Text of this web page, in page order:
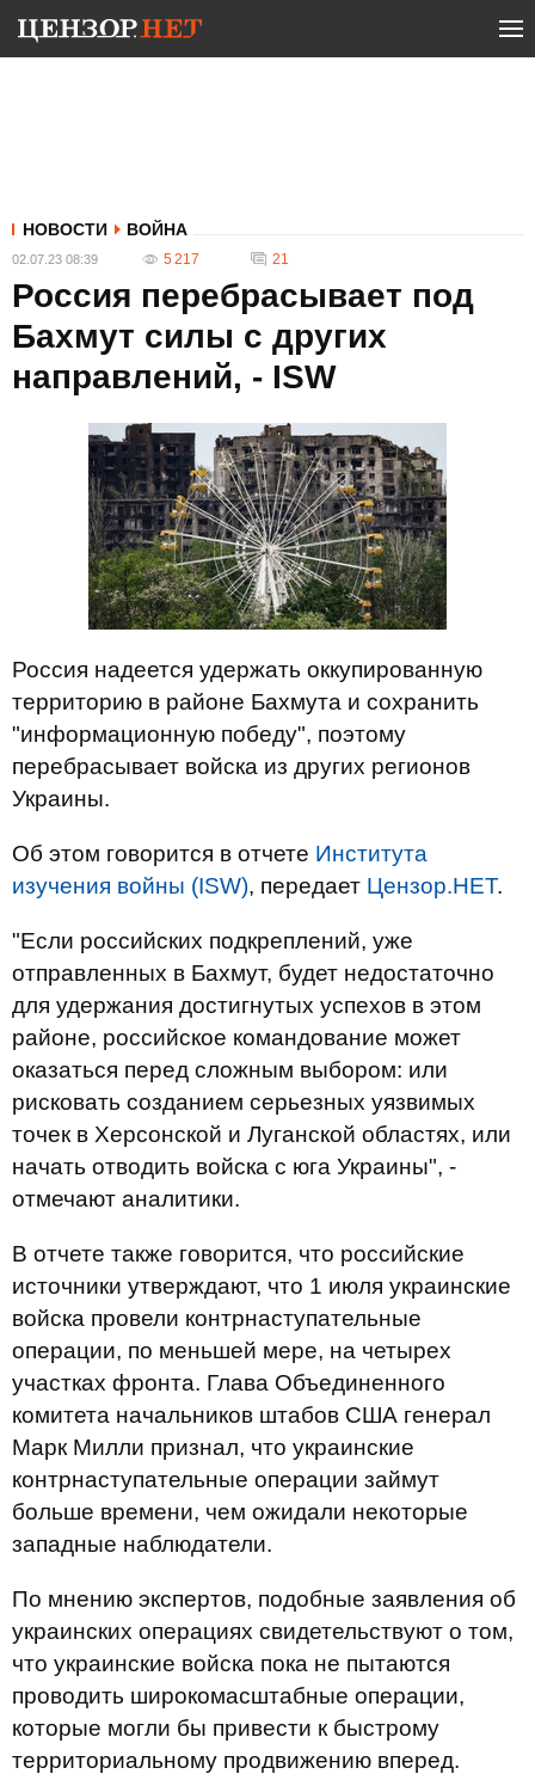
НОВОСТИ ВОЙНА
02.07.23 08:39 5 217 21
Россия перебрасывает под
Бахмут силы с других
направлений, - ISW
Россия надеется удержать оккупированную
территорию в районе Бахмута и сохранить
"информационную победу", поэтому
перебрасывает войска из других регионов
Украины.
Об этом говорится в отчете Института
изучения войны (ISW), передает Цензор.НЕТ.
"Если российских подкреплений, уже
отправленных в Бахмут, будет недостаточно
для удержания достигнутых успехов в этом
районе, российское командование может
оказаться перед сложным выбором: или
рисковать созданием серьезных уязвимых
точек в Херсонской и Луганской областях, или
начать отводить войска с юга Украины", -
отмечают аналитики.
В отчете также говорится, что российские
источники утверждают, что 1 июля украинские
войска провели контрнаступательные
операции, по меньшей мере, на четырех
участках фронта. Глава Объединенного
комитета начальников штабов США генерал
Марк Милли признал, что украинские
контрнаступательные операции займут
больше времени, чем ожидали некоторые
западные наблюдатели.
По мнению экспертов, подобные заявления об
украинских операциях свидетельствуют о том,
что украинские войска пока не пытаются
проводить широкомасштабные операции,
которые могли бы привести к быстрому
территориальному продвижению вперед.